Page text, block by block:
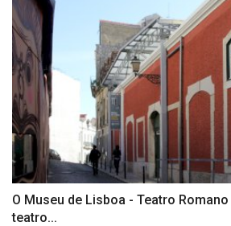
O Museu de Lisboa - Teatro
teatro...